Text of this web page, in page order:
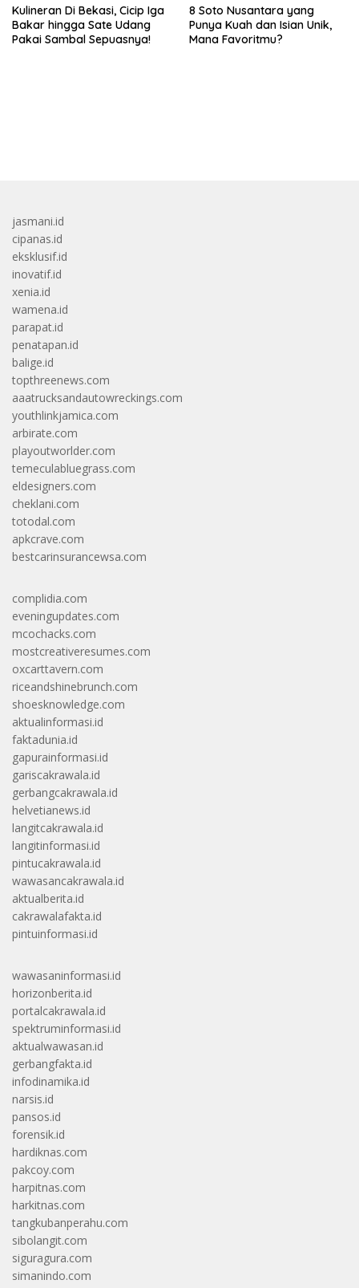
Kulineran Di Bekasi, Cicip Iga
Bakar hingga Sate Udang
Pakai Sambal Sepuasnya!
8 Soto Nusantara yang
Punya Kuah dan Isian Unik,
Mana Favoritmu?
jasmani.id
cipanas.id
eksklusif.id
inovatif.id
xenia.id
wamena.id
parapat.id
penatapan.id
balige.id
topthreenews.com
aaatrucksandautowreckings.com
youthlinkjamica.com
arbirate.com
playoutworlder.com
temeculabluegrass.com
eldesigners.com
cheklani.com
totodal.com
apkcrave.com
bestcarinsurancewsa.com
complidia.com
eveningupdates.com
mcochacks.com
mostcreativeresumes.com
oxcarttavern.com
riceandshinebrunch.com
shoesknowledge.com
aktualinformasi.id
faktadunia.id
gapurainformasi.id
gariscakrawala.id
gerbangcakrawala.id
helvetianews.id
langitcakrawala.id
langitinformasi.id
pintucakrawala.id
wawasancakrawala.id
aktualberita.id
cakrawalafakta.id
pintuinformasi.id
wawasaninformasi.id
horizonberita.id
portalcakrawala.id
spektruminformasi.id
aktualwawasan.id
gerbangfakta.id
infodinamika.id
narsis.id
pansos.id
forensik.id
hardiknas.com
pakcoy.com
harpitnas.com
harkitnas.com
tangkubanperahu.com
sibolangit.com
siguragura.com
simanindo.com